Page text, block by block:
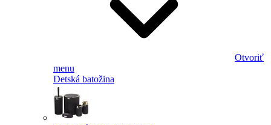
Otvoriť
menu
Detská batožina